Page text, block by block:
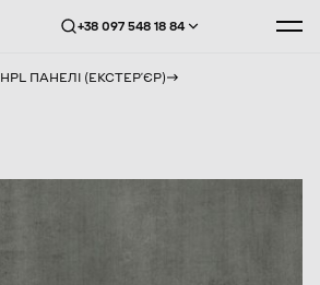
+38 097 548 18 84
HPL ПАНЕЛІ (ЕКСТЕРʼЄР)